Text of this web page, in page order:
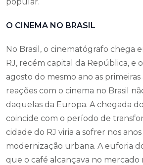
O CINEMA NO BRASIL
No Brasil, o cinematógrafo chega
RJ, recém capital da República, e
agosto do mesmo ano as primeiras
reações com o cinema no Brasil
daquelas da Europa. A chegada
coincide com o período de
cidade do RJ viria a sofrer nos
modernização urbana. A euforia
que o café alcançava no mercado